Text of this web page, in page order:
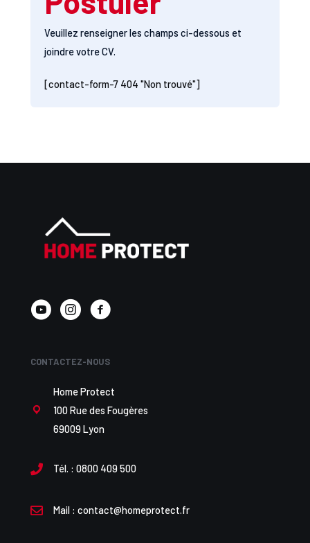
Veuillez renseigner les champs ci-dessous et
joindre votre CV.
[contact-form-7 404 "Non trouvé"]
CONTACTEZ-NOUS
Home Protect
100 Rue des Fougères
69009 Lyon
Tél. : 0800 409 500
Mail : contact@homeprotect.fr